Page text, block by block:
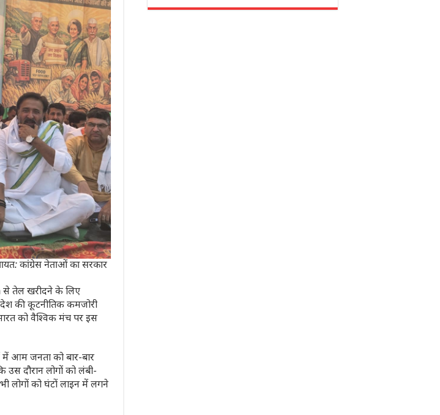
कांग्रेस नेताओं का सरकार
से तेल खरीदने के लिए
की कूटनीतिक कमजोरी
को वैश्विक मंच पर इस
में आम जनता को बार-बार
उस दौरान लोगों को लंबी-
लोगों को घंटों लाइन में लगने